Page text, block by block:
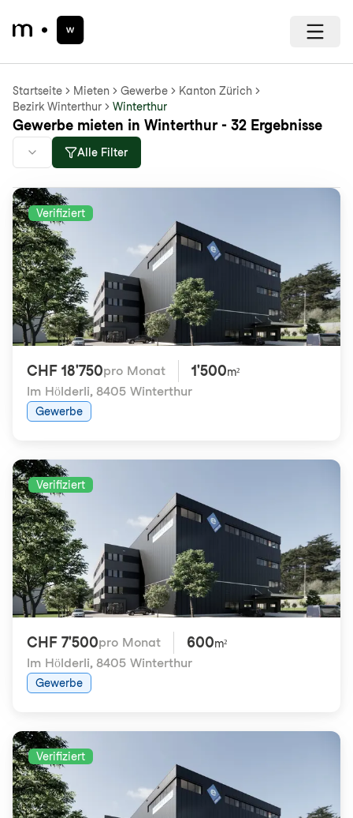
Startseite Mieten Gewerbe
Kanton Zürich
Bezirk Winterthur
Winterthur
Gewerbe mieten in Winterthur - 32 Ergebnisse
Alle Filter
Verifiziert
CHF 18'750pro Monat 1'500m²
Im Hölderli, 8405 Winterthur
Gewerbe
Verifiziert
CHF 7'500pro Monat 600m²
Im Hölderli, 8405 Winterthur
Gewerbe
Verifiziert